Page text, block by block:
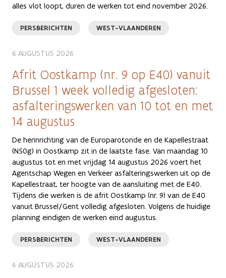
alles vlot loopt, duren de werken tot eind november 2026.
PERSBERICHTEN WEST-VLAANDEREN
6 AUGUSTUS 2026
Afrit Oostkamp (nr. 9 op E40) vanuit
Brussel 1 week volledig afgesloten:
asfalteringswerken van 10 tot en met
14 augustus
De herinrichting van de Europarotonde en de Kapellestraat
(N50g) in Oostkamp zit in de laatste fase. Van maandag 10
augustus tot en met vrijdag 14 augustus 2026 voert het
Agentschap Wegen en Verkeer asfalteringswerken uit op de
Kapellestraat, ter hoogte van de aansluiting met de E40.
Tijdens die werken is de afrit Oostkamp (nr. 9) van de E40
vanuit Brussel/Gent volledig afgesloten. Volgens de huidige
planning eindigen de werken eind augustus.
PERSBERICHTEN WEST-VLAANDEREN
6 AUGUSTUS 2026